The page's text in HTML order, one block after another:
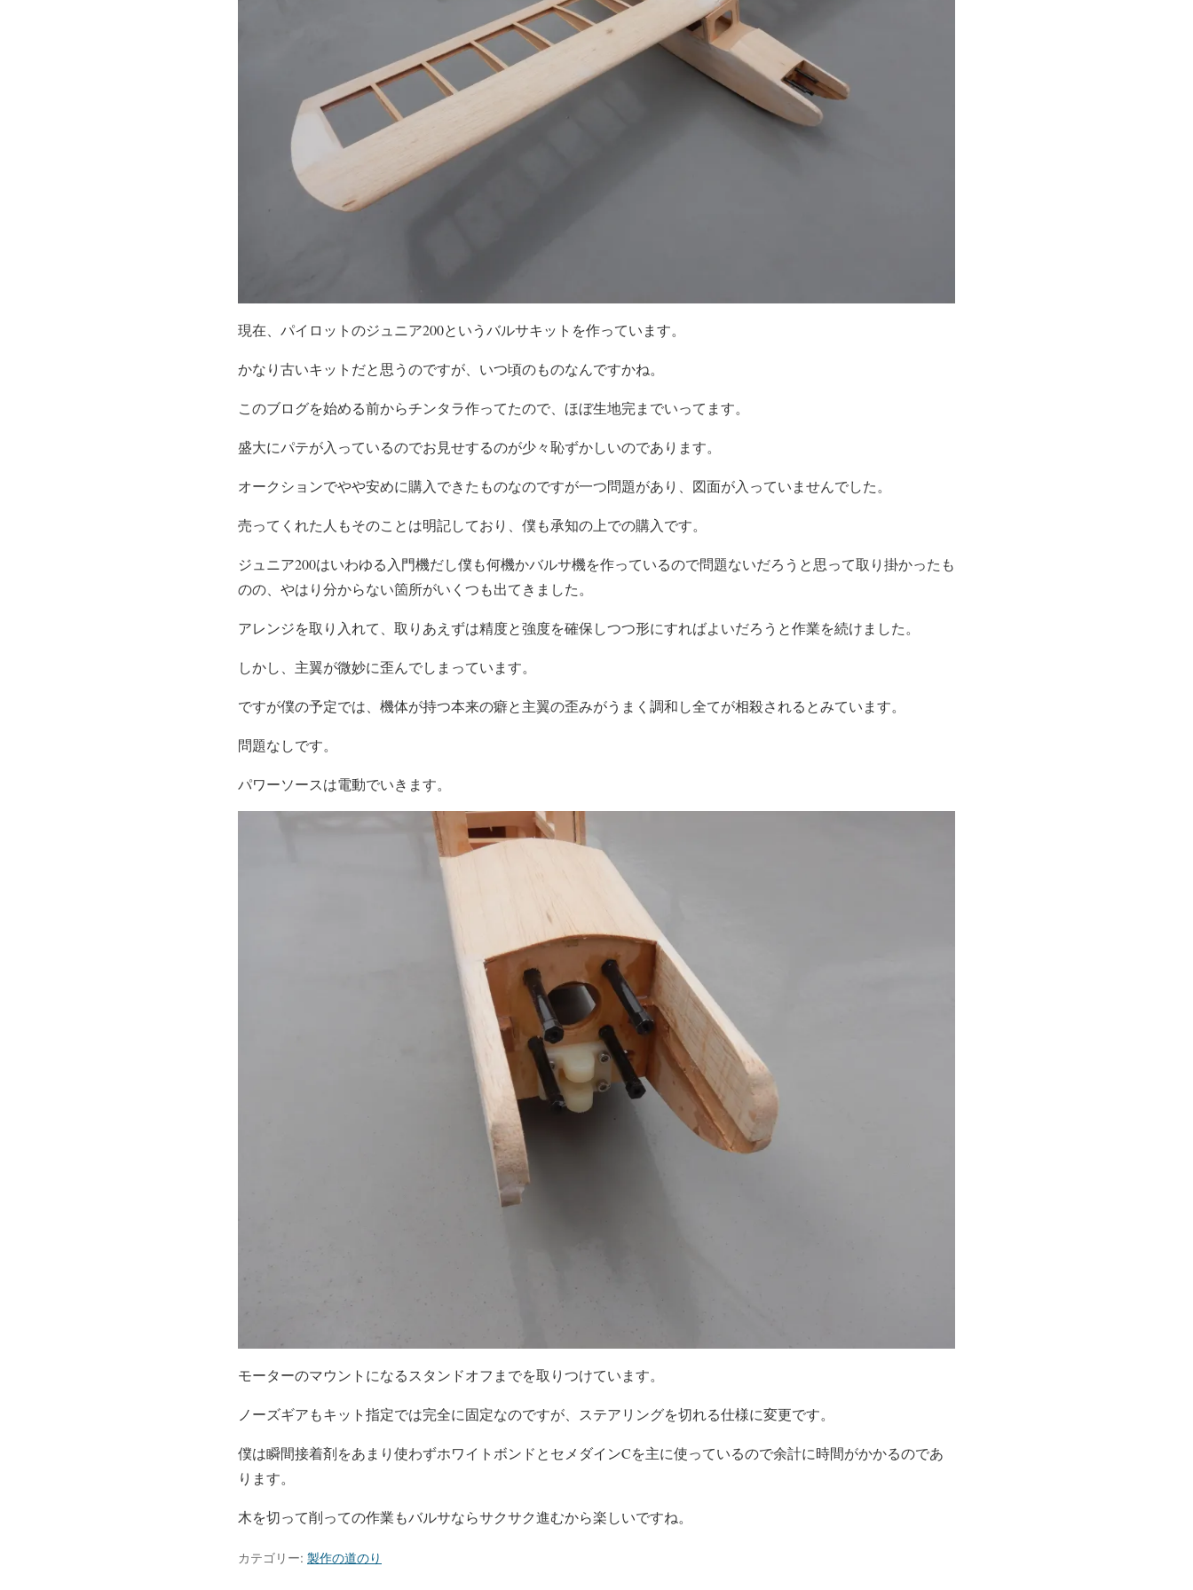
現在、パイロットのジュニア200というバルサキットを作っています。
かなり古いキットだと思うのですが、いつ頃のものなんですかね。
このブログを始める前からチンタラ作ってたので、ほぼ生地完までいってます。
盛大にパテが入っているのでお見せするのが少々恥ずかしいのであります。
オークションでやや安めに購入できたものなのですが一つ問題があり、図面が入っていませんでした。
売ってくれた人もそのことは明記しており、僕も承知の上での購入です。
ジュニア200はいわゆる入門機だし僕も何機かバルサ機を作っているので問題ないだろうと思って取り掛かったも
のの、やはり分からない箇所がいくつも出てきました。
アレンジを取り入れて、取りあえずは精度と強度を確保しつつ形にすればよいだろうと作業を続けました。
しかし、主翼が微妙に歪んでしまっています。
ですが僕の予定では、機体が持つ本来の癖と主翼の歪みがうまく調和し全てが相殺されるとみています。
問題なしです。
パワーソースは電動でいきます。
モーターのマウントになるスタンドオフまでを取りつけています。
ノーズギアもキット指定では完全に固定なのですが、ステアリングを切れる仕様に変更です。
僕は瞬間接着剤をあまり使わずホワイトボンドとセメダインCを主に使っているので余計に時間がかかるのであ
ります。
木を切って削っての作業もバルサならサクサク進むから楽しいですね。
カテゴリー: 製作の道のり